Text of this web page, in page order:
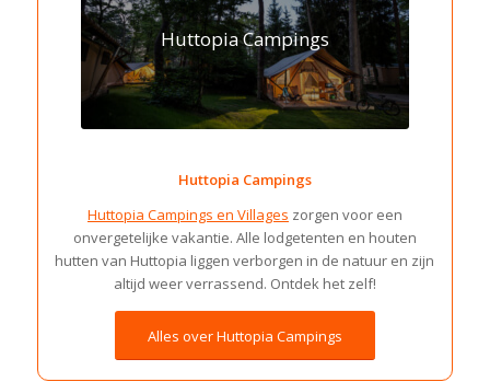
Huttopia Campings
Huttopia Campings
Huttopia Campings en Villages zorgen voor een
onvergetelijke vakantie. Alle lodgetenten en houten
hutten van Huttopia liggen verborgen in de natuur en zijn
altijd weer verrassend. Ontdek het zelf!
Alles over Huttopia Campings